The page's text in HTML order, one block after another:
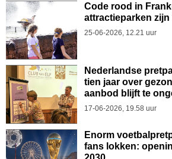
Code rood in
attractieparken
25-06-2026, 12.21 uur
Nederlandse
tien jaar over
aanbod blijft te
17-06-2026, 19.58 uur
Enorm
fans lokken: